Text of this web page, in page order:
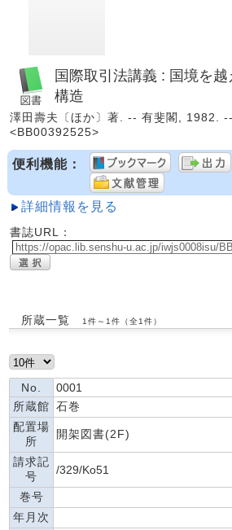
国際取引法講義 : 国境を
構造
澤田壽夫〔ほか〕著. -- 有斐閣, 1982.
<BB00392525>
便利機能：
詳細情報を見る
書誌URL：
所蔵一覧 1件～1件（全1件）
No.
0001
所蔵館 石巻
配置場
所
開架図書(2F)
請求記
号
/329/Ko51
巻号
年月次